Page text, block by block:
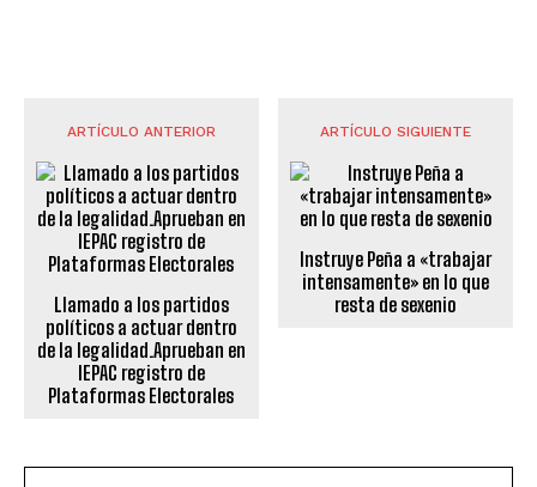
ARTÍCULO ANTERIOR
Llamado a los partidos
políticos a actuar dentro
de la legalidad.Aprueban en
IEPAC registro de
Plataformas Electorales
ARTÍCULO SIGUIENTE
Instruye Peña a «trabajar
intensamente» en lo que
resta de sexenio